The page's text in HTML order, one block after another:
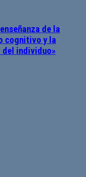
de la
cognitivo y la
individuo»